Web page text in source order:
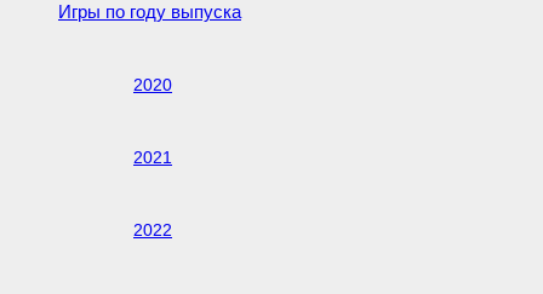
Игры по году выпуска
2020
2021
2022